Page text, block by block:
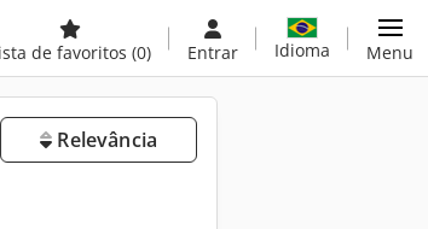
de favoritos (0) Entrar Idioma Menu
Relevância